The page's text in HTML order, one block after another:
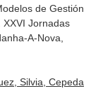
de Gestión
Jornadas
A-Nova,
Silvia, Cepeda